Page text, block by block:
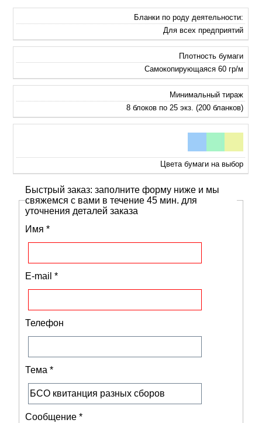
Бланки по роду деятельности:
Для всех предприятий
Плотность бумаги
Самокопирующаяся 60 гр/м
Минимальный тираж
8 блоков по 25 экз. (200 бланков)
Цвета бумаги на выбор
Быстрый заказ: заполните форму ниже и мы
свяжемся с вами в течение 45 мин. для
уточнения деталей заказа
Имя *
E-mail *
Телефон
Тема *
Сообщение *